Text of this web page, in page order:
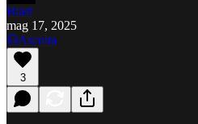
Blast
mag 17, 2025
Ascolta
3